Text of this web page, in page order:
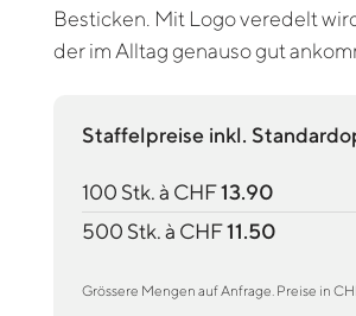
Besticken. Mit Logo veredelt
der im Alltag genauso gut
Staffelpreise inkl.
100 Stk. à CHF13.90
500 Stk. à CHF11.50
Grössere Mengen auf Anfrage. Preise in